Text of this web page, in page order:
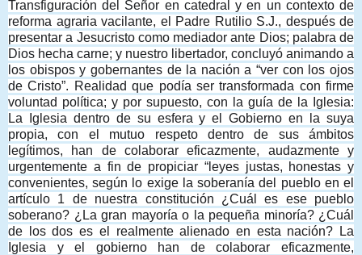
Transfiguración del Señor en catedral y en un contexto de
reforma agraria vacilante, el Padre Rutilio S.J., después de
presentar a Jesucristo como mediador ante Dios; palabra de
Dios hecha carne; y nuestro libertador, concluyó animando a
los obispos y gobernantes de la nación a “ver con los ojos
de Cristo”. Realidad que podía ser transformada con firme
voluntad política; y por supuesto, con la guía de la Iglesia:
La Iglesia dentro de su esfera y el Gobierno en la suya
propia, con el mutuo respeto dentro de sus ámbitos
legítimos, han de colaborar eficazmente, audazmente y
urgentemente a fin de propiciar “leyes justas, honestas y
convenientes, según lo exige la soberanía del pueblo en el
artículo 1 de nuestra constitución ¿Cuál es ese pueblo
soberano? ¿La gran mayoría o la pequeña minoría? ¿Cuál
de los dos es el realmente alienado en esta nación? La
Iglesia y el gobierno han de colaborar eficazmente,